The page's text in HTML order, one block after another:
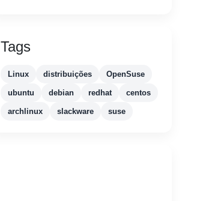
Tags
Linux distribuições OpenSuse
ubuntu debian redhat centos
archlinux slackware suse